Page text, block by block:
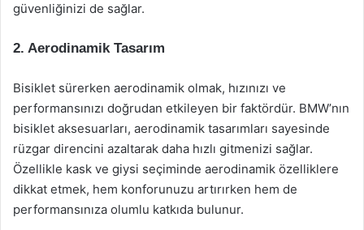
güvenliğinizi de sağlar.
2. Aerodinamik Tasarım
Bisiklet sürerken aerodinamik olmak, hızınızı ve
performansınızı doğrudan etkileyen bir faktördür. BMW’nın
bisiklet aksesuarları, aerodinamik tasarımları sayesinde
rüzgar direncini azaltarak daha hızlı gitmenizi sağlar.
Özellikle kask ve giysi seçiminde aerodinamik özelliklere
dikkat etmek, hem konforunuzu artırırken hem de
performansınıza olumlu katkıda bulunur.